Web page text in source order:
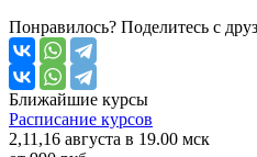
Понравилось? Поделитесь с
Ближайшие курсы
Расписание курсов
2,11,16 августа в 19.00 мск